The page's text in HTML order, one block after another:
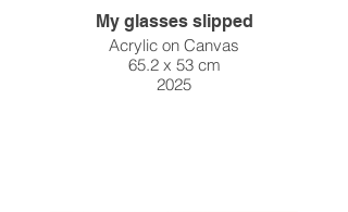
My glasses slipped
Acrylic on Canvas
65.2 x 53 cm
2025